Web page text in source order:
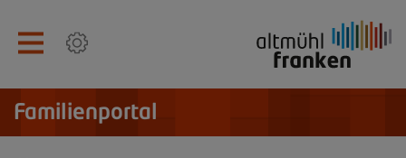
Familienportal